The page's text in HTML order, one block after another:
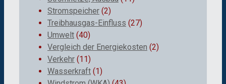
Stromspeicher (2)
Treibhausgas-Einfluss (27)
Umwelt (40)
Vergleich der Energiekosten (2)
Verkehr (11)
Wasserkraft (1)